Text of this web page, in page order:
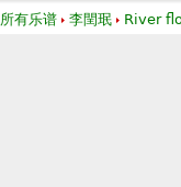
所有乐谱 李閏珉 River